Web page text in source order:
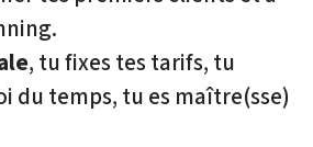
, tu fixes tes tarifs, tu
du temps, tu es maître(sse)